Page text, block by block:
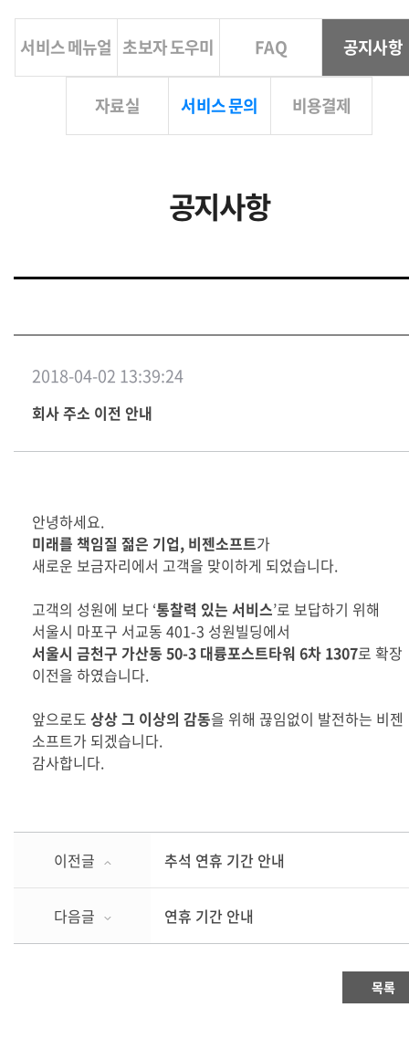
서비스 메뉴얼 초보자 도우미 FAQ 공지사항
자료실 서비스 문의 비용결제
공지사항
2018-04-02 13:39:24
회사 주소 이전 안내
안녕하세요.
미래를 책임질 젊은 기업, 비젠소프트가
새로운 보금자리에서 고객을 맞이하게 되었습니다.
고객의 성원에 보다 ‘통찰력 있는 서비스’로 보답하기 위해
서울시 마포구 서교동 401-3 성원빌딩에서
서울시 금천구 가산동 50-3 대륭포스트타워 6차 1307로 확장
이전을 하였습니다.
앞으로도 상상 그 이상의 감동을 위해 끊임없이 발전하는 비젠
소프트가 되겠습니다.
감사합니다.
이전글 추석 연휴 기간 안내
다음글 연휴 기간 안내
목록